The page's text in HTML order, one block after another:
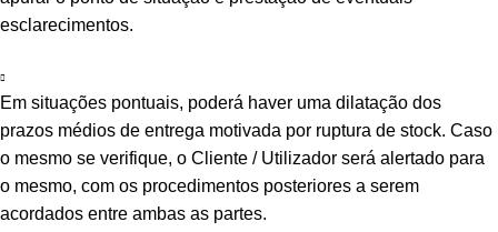
esclarecimentos.
Em situações pontuais, poderá haver uma dilatação dos
prazos médios de entrega motivada por ruptura de stock. Caso
o mesmo se verifique, o Cliente / Utilizador será alertado para
o mesmo, com os procedimentos posteriores a serem
acordados entre ambas as partes.